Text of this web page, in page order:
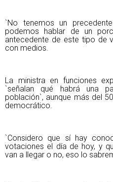
`No tenemos un
podemos hablar de un
antecedente de este tipo de
con medios.
La ministra en funciones
`señalan qué habrá una
población`, aunque más del
democrático.
`Considero que sí hay
votaciones el día de hoy, y
van a llegar o no, eso lo